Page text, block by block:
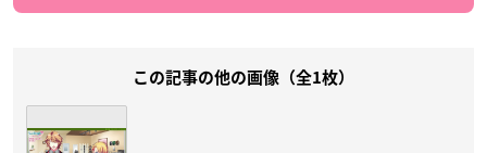
この記事の他の画像（全1枚）